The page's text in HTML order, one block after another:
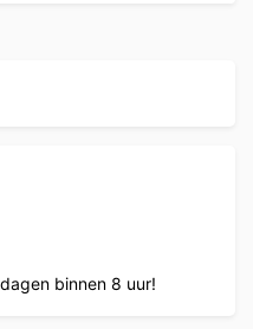
binnen 8 uur!